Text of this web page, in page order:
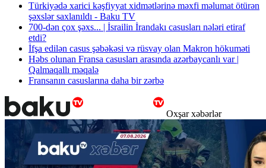
Türkiyədə xarici kəşfiyyat xidmətlərinə məxfi məlumat ötürən
şəxslər saxlanıldı - Baku TV
700-dən çox şəxs... | İsrailin İrandakı casusları nələri etiraf
etdi?
İfşa edilən casus şəbəkəsi və rüsvay olan Makron hökuməti
Həbs olunan Fransa casusları arasında azərbaycanlı var |
Qalmaqallı məqalə
Fransanın casuslarına daha bir zərbə
Oxşar xəbərlər